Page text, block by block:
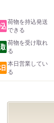
荷物を持込発送
できる
荷物を受け取れ
る
本日営業してい
る